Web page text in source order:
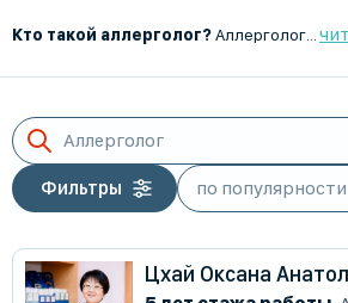
Кто такой аллерголог?Аллерголог – это врач, специализирующийся на диагностике, лечении и профилактике аллергических заболеваний. Он помогает выявить причины аллергических реакций и подобрать эффективное лечение для их устранения или смягчения.
Аллерголог
Фильтры
Цхай Оксана